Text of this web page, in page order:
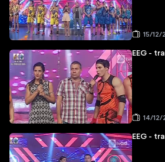
15/12/
EEG -
14/12/
EEG -